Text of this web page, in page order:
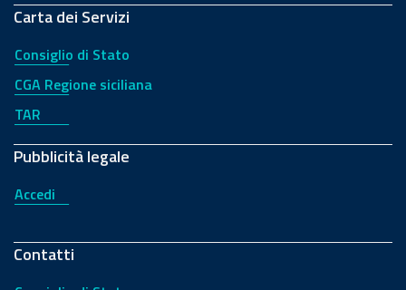
Carta dei Servizi
Consiglio di Stato
CGA Regione siciliana
TAR
Pubblicità legale
Accedi
Contatti